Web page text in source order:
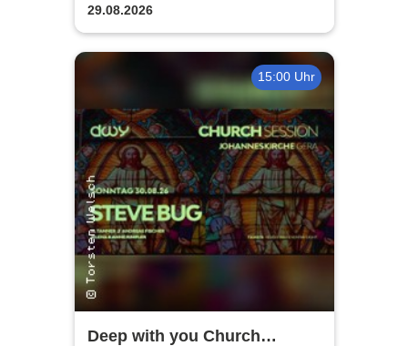
dem Land vor unserer Zeit
29.08.2026
15:00 Uhr
Deep with you Church